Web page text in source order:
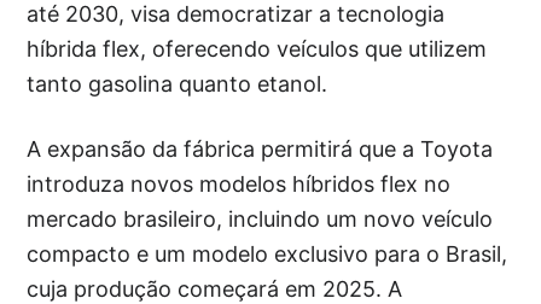
até 2030, visa democratizar a tecnologia
híbrida flex, oferecendo veículos que utilizem
tanto gasolina quanto etanol.
A expansão da fábrica permitirá que a Toyota
introduza novos modelos híbridos flex no
mercado brasileiro, incluindo um novo veículo
compacto e um modelo exclusivo para o Brasil,
cuja produção começará em 2025. A